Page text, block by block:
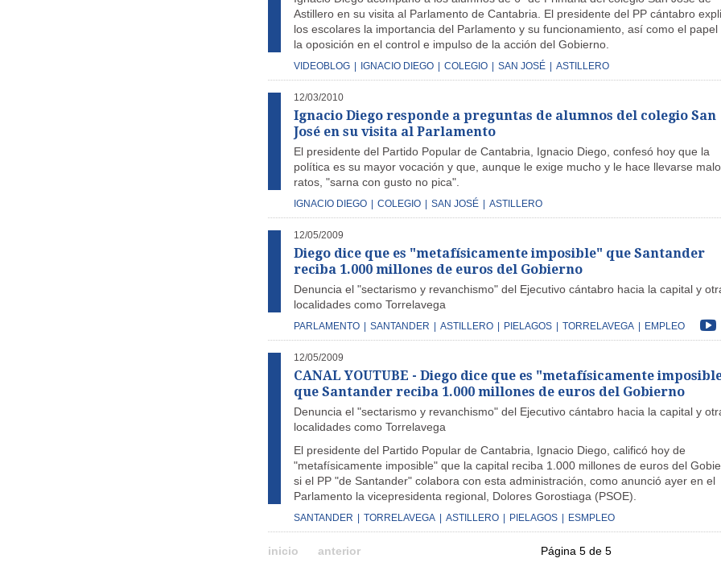
Astillero en su visita al Parlamento de Cantabria. El presidente del PP cántabro
los escolares la importancia del Parlamento y su funcionamiento, así como el papel
la oposición en el control e impulso de la acción del Gobierno.
VIDEOBLOG IGNACIO DIEGO COLEGIO SAN JOSÉ ASTILLERO
12/03/2010
Ignacio Diego responde a preguntas de alumnos del colegio San
José en su visita al Parlamento
El presidente del Partido Popular de Cantabria, Ignacio Diego, confesó hoy que la
política es su mayor vocación y que, aunque le exige mucho y le hace llevarse
ratos, "sarna con gusto no pica".
IGNACIO DIEGO COLEGIO SAN JOSÉ ASTILLERO
12/05/2009
Diego dice que es "metafísicamente imposible" que Santander
reciba 1.000 millones de euros del Gobierno
Denuncia el "sectarismo y revanchismo" del Ejecutivo cántabro hacia la capital y
localidades como Torrelavega
PARLAMENTO SANTANDER ASTILLERO PIELAGOS TORRELAVEGA EMPLEO
12/05/2009
CANAL YOUTUBE - Diego dice que es "metafísicamente
que Santander reciba 1.000 millones de euros del Gobierno
Denuncia el "sectarismo y revanchismo" del Ejecutivo cántabro hacia la capital y
localidades como Torrelavega
El presidente del Partido Popular de Cantabria, Ignacio Diego, calificó hoy de
"metafísicamente imposible" que la capital reciba 1.000 millones de euros del
si el PP "de Santander" colabora con esta administración, como anunció ayer en el
Parlamento la vicepresidenta regional, Dolores Gorostiaga (PSOE).
SANTANDER TORRELAVEGA ASTILLERO PIELAGOS ESMPLEO
inicio anterior Página 5 de 5